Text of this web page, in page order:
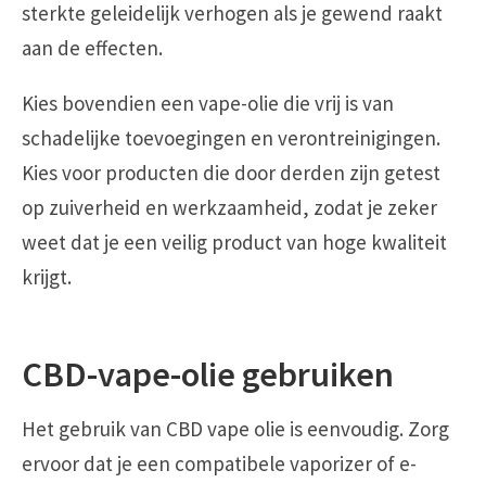
sterkte geleidelijk verhogen als je gewend raakt
aan de effecten.
Kies bovendien een vape-olie die vrij is van
schadelijke toevoegingen en verontreinigingen.
Kies voor producten die door derden zijn getest
op zuiverheid en werkzaamheid, zodat je zeker
weet dat je een veilig product van hoge kwaliteit
krijgt.
CBD-vape-olie gebruiken
Het gebruik van CBD vape olie is eenvoudig. Zorg
ervoor dat je een compatibele vaporizer of e-